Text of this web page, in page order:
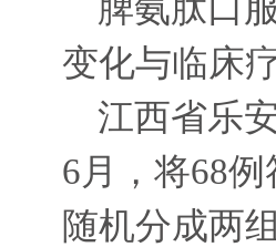
脾氨肽口
变化与临床
江西省乐
6月，将68例
随机分成两